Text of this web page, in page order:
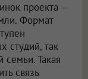
проекта —
Формат
студий, так
Такая
связь